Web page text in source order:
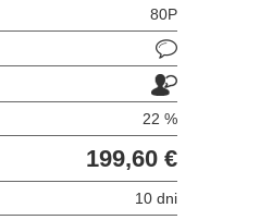
80P
22 %
199,60 €
10 dni